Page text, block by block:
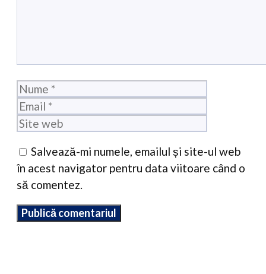
Nume
Salvează-mi numele, emailul și site-ul web
în acest navigator pentru data viitoare când o
să comentez.